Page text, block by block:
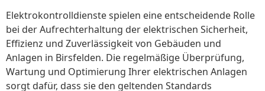
Elektrokontrolldienste spielen eine entscheidende Rolle
bei der Aufrechterhaltung der elektrischen Sicherheit,
Effizienz und Zuverlässigkeit von Gebäuden und
Anlagen in Birsfelden. Die regelmäßige Überprüfung,
Wartung und Optimierung Ihrer elektrischen Anlagen
sorgt dafür, dass sie den geltenden Standards